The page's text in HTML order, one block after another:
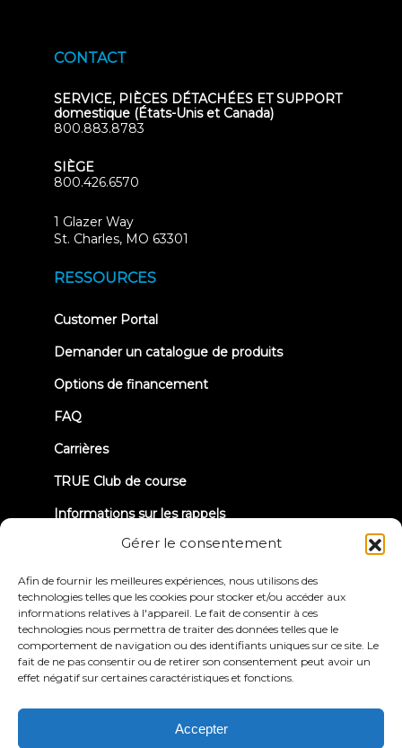
Gérer le consentement
Afin de fournir les meilleures expériences, nous utilisons des
technologies telles que les cookies pour stocker et/ou accéder aux
informations relatives à l'appareil. Le fait de consentir à ces
technologies nous permettra de traiter des données telles que le
comportement de navigation ou des identifiants uniques sur ce site. Le
fait de ne pas consentir ou de retirer son consentement peut avoir un
effet négatif sur certaines caractéristiques et fonctions.
Accepter
CONTACT
SERVICE, PIÈCES DÉTACHÉES ET SUPPORT
domestique (États-Unis et Canada)
800.883.8783
SIÈGE
800.426.6570
1 Glazer Way
St. Charles, MO 63301
RESSOURCES
Customer Portal(opens
new
Demander un catalogue de produits
Options de financement
FAQ
Carrières
TRUE Club de course
Informations sur les rappels
confidentialité
d'utilisation
Déclaration d'accessibilité